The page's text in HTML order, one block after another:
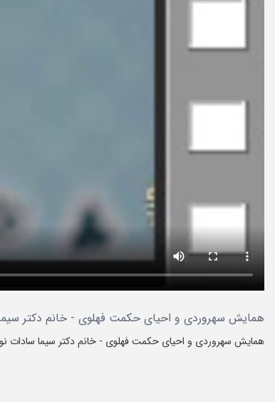
همایش سهروردی و احیای حکمت فهلوی - خانم دکتر سیما
همایش سهروردی و احیای حکمت فهلوی - خانم دکتر سیما سادات